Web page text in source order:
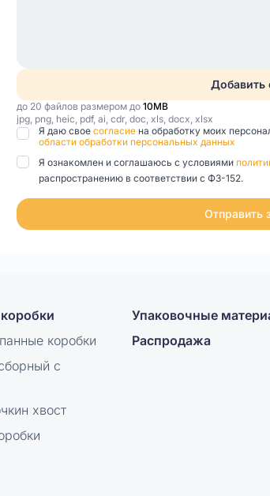
Добавить
до 20 файлов размером до 10MB
jpg, png, heic, pdf, ai, cdr, doc, xls, docx, xlsx
Я даю свое согласие на обработку моих
области обработки персональных данных
Я ознакомлен и соглашаюсь с условиями
распространению в соответствии с ФЗ-152.
Отправить
коробки
с
хвост
Упаковочные
Распродажа